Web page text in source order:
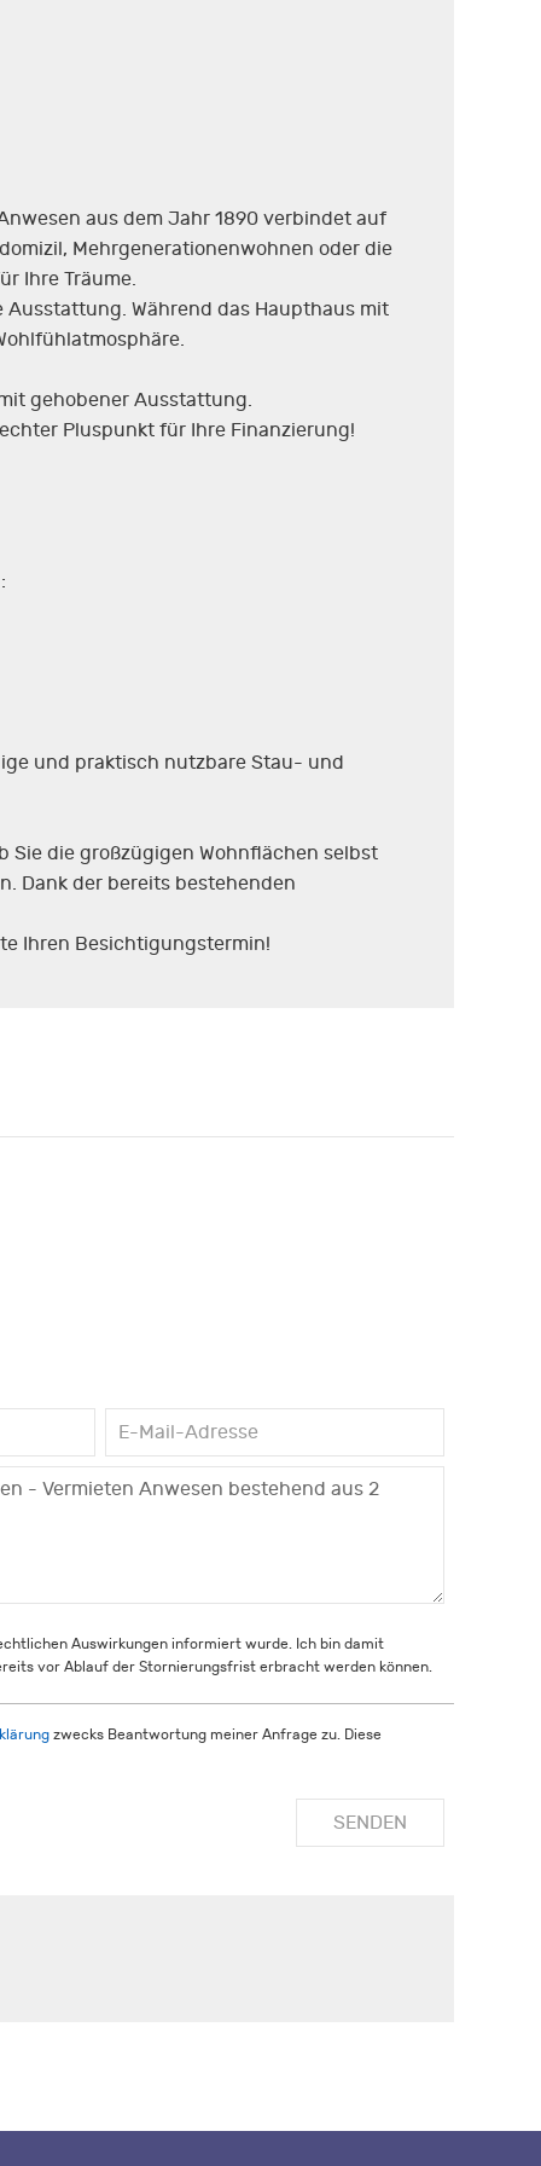
aus dem Jahr 1890 verbindet auf
Mehrgenerationenwohnen oder die
Ihre Träume.
Während das Haupthaus mit
gehobener Ausstattung.
Pluspunkt für Ihre Finanzierung!
und praktisch nutzbare Stau- und
Sie die großzügigen Wohnflächen selbst
Dank der bereits bestehenden
Ihren Besichtigungstermin!
Auswirkungen informiert wurde. Ich bin damit
vor Ablauf der Stornierungsfrist erbracht werden können.
zwecks Beantwortung meiner Anfrage zu. Diese
SENDEN